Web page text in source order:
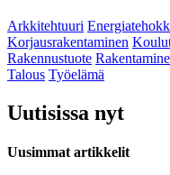
Arkkitehtuuri
Korjausrakentaminen
Rakennustuote
Talous Työelämä
Uutisissa nyt
Uusimmat artikkelit